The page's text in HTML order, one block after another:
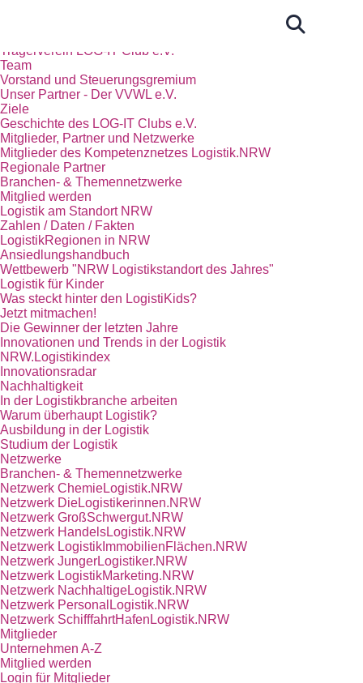
Trägerverein LOG-IT Club e.V.
Team
Vorstand und Steuerungsgremium
Unser Partner - Der VVWL e.V.
Ziele
Geschichte des LOG-IT Clubs e.V.
Mitglieder, Partner und Netzwerke
Mitglieder des Kompetenznetzes Logistik.NRW
Regionale Partner
Branchen- & Themennetzwerke
Mitglied werden
Logistik am Standort NRW
Zahlen / Daten / Fakten
LogistikRegionen in NRW
Ansiedlungshandbuch
Wettbewerb "NRW Logistikstandort des Jahres"
Logistik für Kinder
Was steckt hinter den LogistiKids?
Jetzt mitmachen!
Die Gewinner der letzten Jahre
Innovationen und Trends in der Logistik
NRW.Logistikindex
Innovationsradar
Nachhaltigkeit
In der Logistikbranche arbeiten
Warum überhaupt Logistik?
Ausbildung in der Logistik
Studium der Logistik
Netzwerke
Branchen- & Themennetzwerke
Netzwerk ChemieLogistik.NRW
Netzwerk DieLogistikerinnen.NRW
Netzwerk GroßSchwergut.NRW
Netzwerk HandelsLogistik.NRW
Netzwerk LogistikImmobilienFlächen.NRW
Netzwerk JungerLogistiker.NRW
Netzwerk LogistikMarketing.NRW
Netzwerk NachhaltigeLogistik.NRW
Netzwerk PersonalLogistik.NRW
Netzwerk SchifffahrtHafenLogistik.NRW
Mitglieder
Unternehmen A-Z
Mitglied werden
Login für Mitglieder